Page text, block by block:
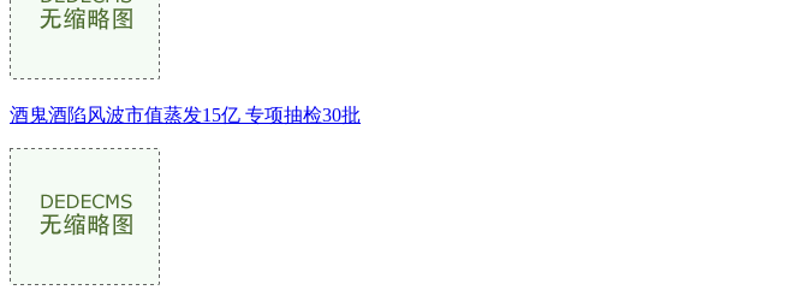
酒鬼酒陷风波市值蒸发15亿 专项抽检30批